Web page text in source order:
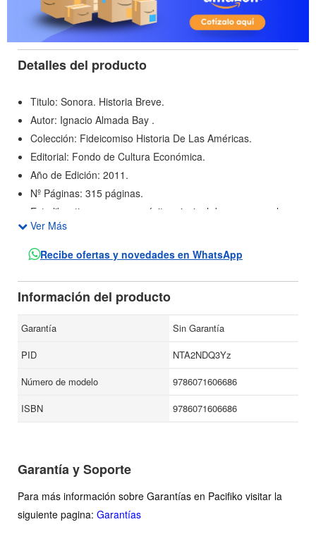
Detalles del producto
Titulo: Sonora. Historia Breve.
Autor: Ignacio Almada Bay .
Colección: Fideicomiso Historia De Las Américas.
Editorial: Fondo de Cultura Económica.
Año de Edición: 2011.
Nº Páginas: 315 páginas.
Este libro tiene como propósito principal dar a conocer lo
más relevante de la historia de Sonora; ofrece a la vez una
visión panorámica sustentada en fuentes documentales y
Esta breve historia aspira a servir de guía o introducción
general para el estudio del pasado sonorense. Los lectores
lecturas básicas.
Ver Más
Recibe ofertas y novedades en WhatsApp
Información del producto
Garantía
Sin Garantía
PID
NTA2NDQ3Yz
Número de modelo
9786071606686
ISBN
9786071606686
Garantía y Soporte
Para más información sobre Garantías en Pacifiko visitar la
siguiente pagina: Garantías